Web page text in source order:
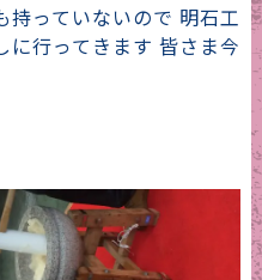
持っていないので 明石工
行ってきます 皆さま今